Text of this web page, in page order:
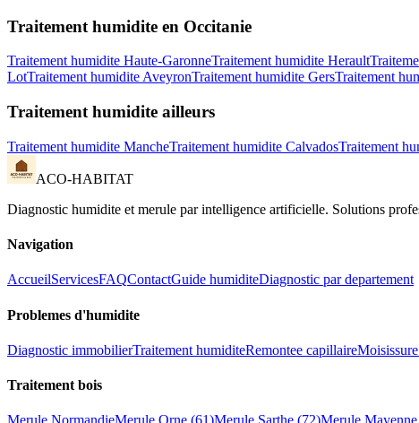
Traitement humidite en Occitanie
Traitement humidite Haute-GaronneTraitement humidite Herault
LotTraitement humidite AveyronTraitement humidite GersTraitement
Traitement humidite ailleurs
Traitement humidite MancheTraitement humidite CalvadosTraitement
ACO-HABITAT
Diagnostic humidite et merule par intelligence artificielle. Solutions
Navigation
AccueilServicesFAQContactGuide humiditeDiagnostic par departement
Problemes d'humidite
Diagnostic immobilierTraitement humiditeRemontee capillaire
Traitement bois